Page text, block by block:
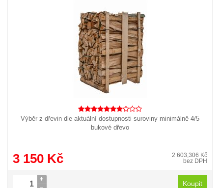
Výběr z dřevin dle aktuální dostupnosti suroviny minimálně 4/5
bukové dřevo
3 150 Kč
2 603,306 Kč
bez DPH
Koupit